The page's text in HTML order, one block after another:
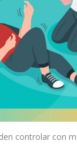
controlar con